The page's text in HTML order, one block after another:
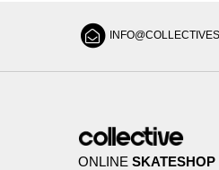
ONLINE SKATESHOP